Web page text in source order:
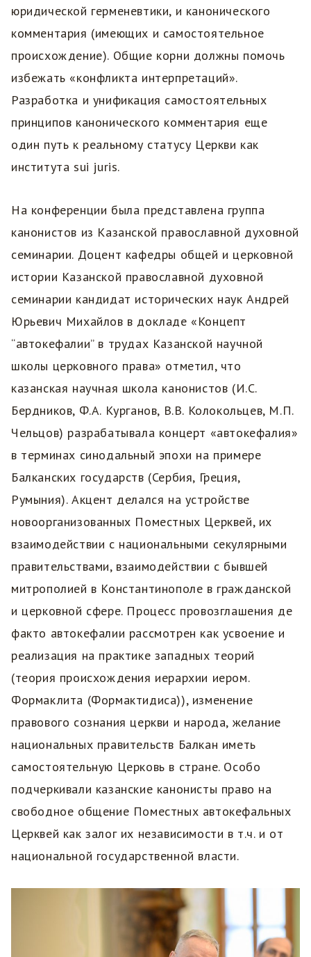
юридической герменевтики, и канонического
комментария (имеющих и самостоятельное
происхождение). Общие корни должны помочь
избежать «конфликта интерпретаций».
Разработка и унификация самостоятельных
принципов канонического комментария еще
один путь к реальному статусу Церкви как
института sui juris.
На конференции была представлена группа
канонистов из Казанской православной духовной
семинарии. Доцент кафедры общей и церковной
истории Казанской православной духовной
семинарии кандидат исторических наук Андрей
Юрьевич Михайлов в докладе «Концепт
“автокефалии” в трудах Казанской научной
школы церковного права» отметил, что
казанская научная школа канонистов (И.С.
Бердников, Ф.А. Курганов, В.В. Колокольцев, М.П.
Чельцов) разрабатывала концерт «автокефалия»
в терминах синодальный эпохи на примере
Балканских государств (Сербия, Греция,
Румыния). Акцент делался на устройстве
новоорганизованных Поместных Церквей, их
взаимодействии с национальными секулярными
правительствами, взаимодействии с бывшей
митрополией в Константинополе в гражданской
и церковной сфере. Процесс провозглашения де
факто автокефалии рассмотрен как усвоение и
реализация на практике западных теорий
(теория происхождения иерархии иером.
Формаклита (Формактидиса)), изменение
правового сознания церкви и народа, желание
национальных правительств Балкан иметь
самостоятельную Церковь в стране. Особо
подчеркивали казанские канонисты право на
свободное общение Поместных автокефальных
Церквей как залог их независимости в т.ч. и от
национальной государственной власти.